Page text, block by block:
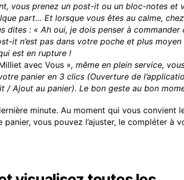
vous prenez un post-it ou un bloc-notes et
part… Et lorsque vous êtes au calme,
dites : « Ah oui, je dois penser à commander
it n’est pas dans votre poche et plus moyen
est en rupture !
avec Vous », même en plein service,
panier en 3 clics (Ouverture de
/ Ajout au panier). Le bon geste au bon
minute. Au moment qui vous convient
vous pouvez l’ajuster, le compléter à